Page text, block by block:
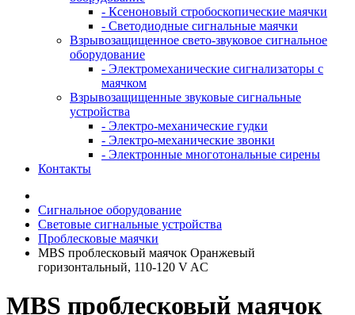
- Ксеноновый стробоскопические маячки
- Светодиодные сигнальные маячки
Взрывозащищенное свето-звуковое сигнальное
оборудование
- Электромеханические сигнализаторы с
маячком
Взрывозащищенные звуковые сигнальные
устройства
- Электро-механические гудки
- Электро-механические звонки
- Электронные многотональные сирены
Контакты
Сигнальное оборудование
Световые сигнальные устройства
Проблесковые маячки
MBS проблесковый маячок Оранжевый
горизонтальный, 110-120 V AC
MBS проблесковый маячок